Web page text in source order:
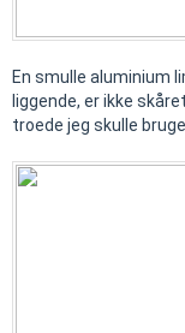
En smulle aluminium
liggende, er ikke
troede jeg skulle bruge